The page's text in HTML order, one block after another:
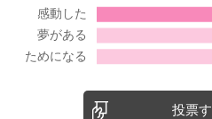
投票